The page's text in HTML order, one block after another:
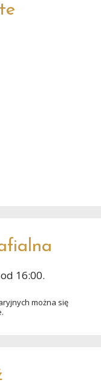
16:00.
można się